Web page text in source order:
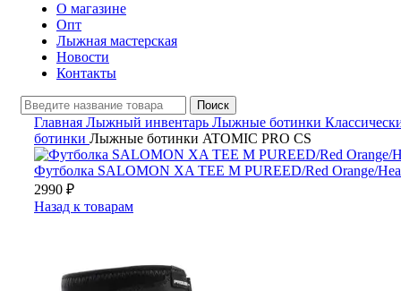
О магазине
Опт
Лыжная мастерская
Новости
Контакты
Поиск
Главная Лыжный инвентарь Лыжные ботинки
ботинки Лыжные ботинки ATOMIC PRO CS
Футболка SALOMON XA TEE M PUREED/Red Orange/
2990 ₽
Назад к товарам